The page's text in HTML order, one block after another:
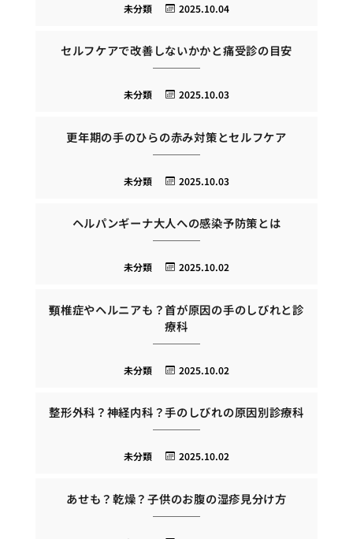
2025.10.04
未分類
セルフケアで改善しないかかと痛受診の目安
2025.10.03
未分類
更年期の手のひらの赤み対策とセルフケア
2025.10.03
未分類
ヘルパンギーナ大人への感染予防策とは
2025.10.02
未分類
頸椎症やヘルニアも？首が原因の手のしびれと診
療科
2025.10.02
未分類
整形外科？神経内科？手のしびれの原因別診療科
2025.10.02
未分類
あせも？乾燥？子供のお腹の湿疹見分け方